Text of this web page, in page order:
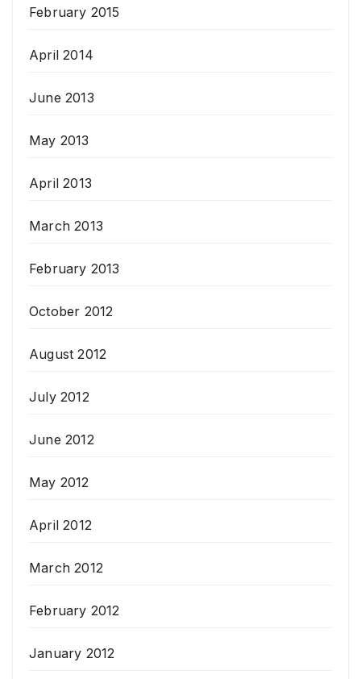
February 2015
April 2014
June 2013
May 2013
April 2013
March 2013
February 2013
October 2012
August 2012
July 2012
June 2012
May 2012
April 2012
March 2012
February 2012
January 2012